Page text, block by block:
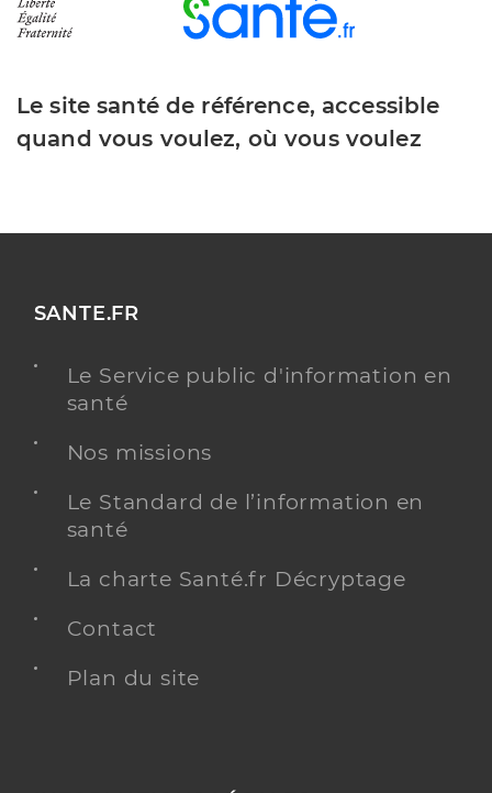
Le site santé de référence, accessible
quand vous voulez, où vous voulez
SANTE.FR
Le Service public d'information en
santé
Nos missions
Le Standard de l’information en
santé
La charte Santé.fr Décryptage
Contact
Plan du site